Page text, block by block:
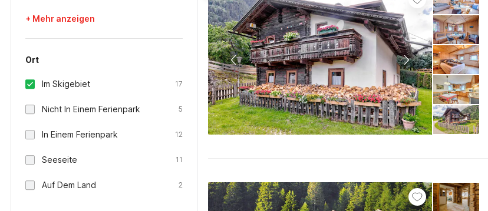
+ Mehr anzeigen
Ort
Im Skigebiet 17
Nicht In Einem Ferienpark 5
In Einem Ferienpark 12
Seeseite 11
Auf Dem Land 2